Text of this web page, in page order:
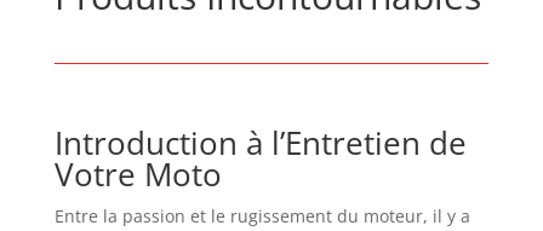
Introduction à l’Entretien de
Votre Moto
Entre la passion et le rugissement du moteur, il y a